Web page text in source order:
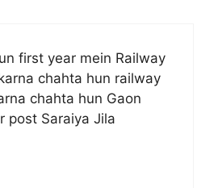
first year mein Railway
chahta hun railway
chahta hun Gaon
post Saraiya Jila